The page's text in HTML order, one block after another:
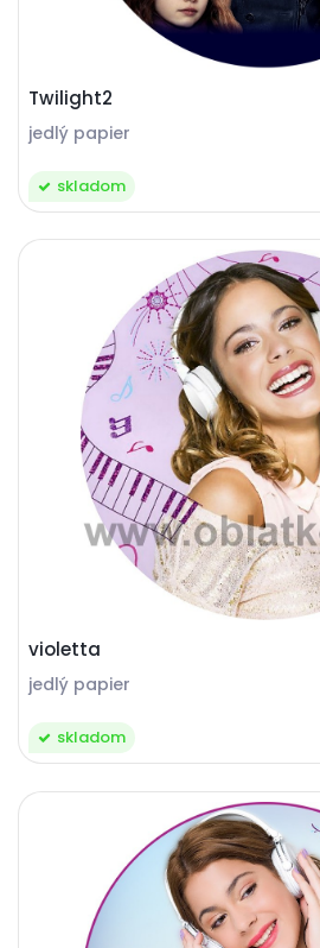
Twilight2
jedlý papier
skladom
violetta
jedlý papier
skladom